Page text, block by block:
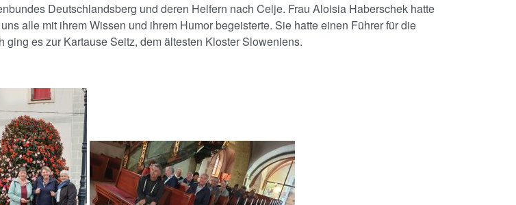
Deutschlandsberg und deren Helfern nach Celje. Frau Aloisia Haberschek hatte
alle mit ihrem Wissen und ihrem Humor begeisterte. Sie hatte einen Führer für die
es zur Kartause Seitz, dem ältesten Kloster Sloweniens.